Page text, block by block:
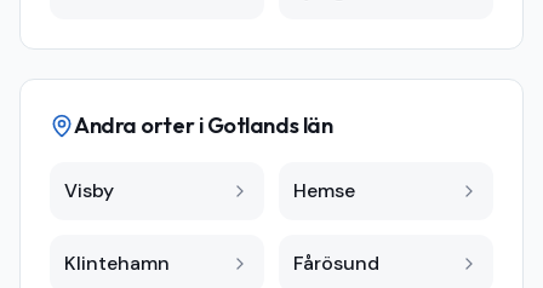
Andra orter iGotlands län
Visby Hemse
Klintehamn Fårösund